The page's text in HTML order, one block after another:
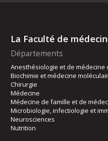
La Faculté de
Départements
Anesthésiologie et de médecine
Biochimie et médecine
Chirurgie
Médecine
Médecine de famille et de
Microbiologie, infectiologie et
Neurosciences
Nutrition